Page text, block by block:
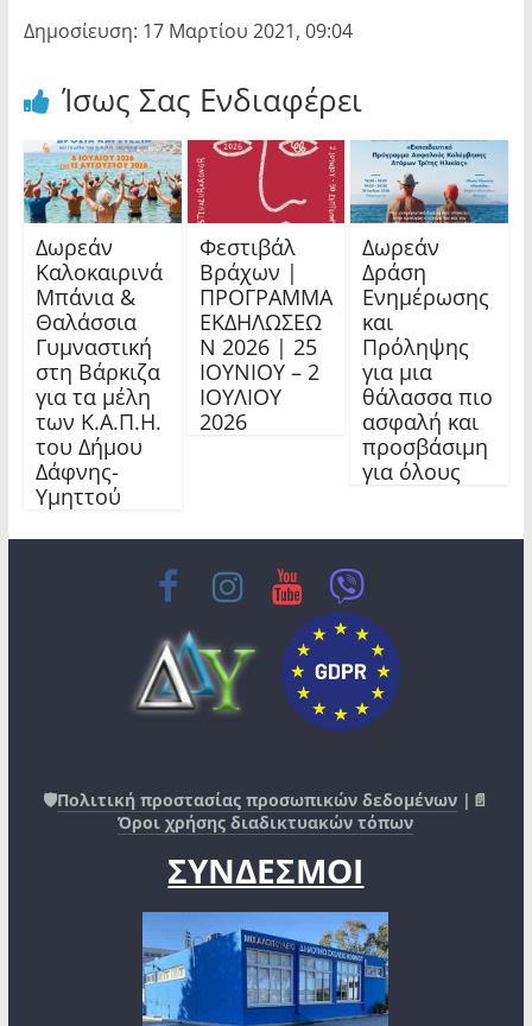
Δημοσίευση: 17 Μαρτίου 2021, 09:04
Ίσως Σας Ενδιαφέρει
Δωρεάν
Καλοκαιρινά
Μπάνια &
Θαλάσσια
Γυμναστική
στη Βάρκιζα
για τα μέλη
των Κ.Α.Π.Η.
του Δήμου
Δάφνης-
Υμηττού
Φεστιβάλ
Βράχων |
ΠΡΟΓΡΑΜΜΑ
ΕΚΔΗΛΩΣΕΩ
Ν 2026 | 25
ΙΟΥΝΙΟΥ – 2
ΙΟΥΛΙΟΥ
2026
Δωρεάν
Δράση
Ενημέρωσης
και
Πρόληψης
για μια
θάλασσα πιο
ασφαλή και
προσβάσιμη
για όλους
🛡️Πολιτική προστασίας προσωπικών δεδομένων |📄
Όροι χρήσης διαδικτυακών τόπων
ΣΥΝΔΕΣΜΟΙ